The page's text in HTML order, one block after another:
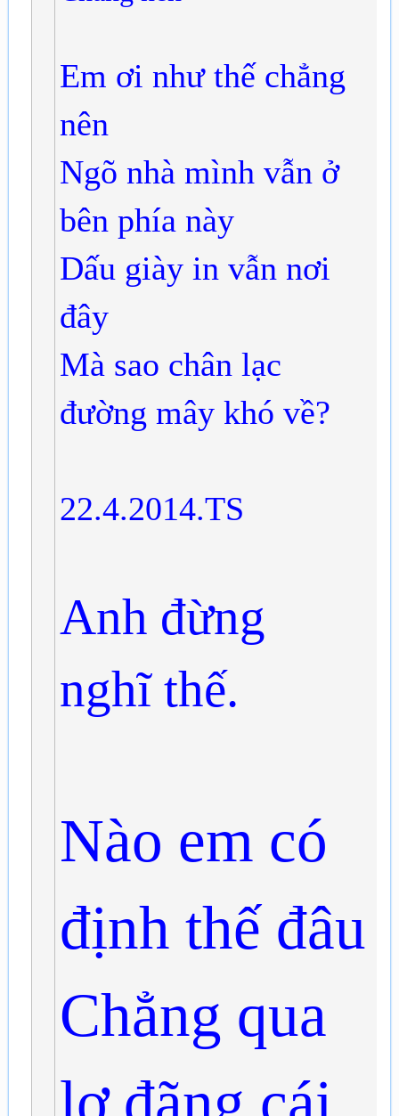
Em ơi như thế chẳng
nên
Ngõ nhà mình vẫn ở
bên phía này
Dấu giày in vẫn nơi
đây
Mà sao chân lạc
đường mây khó về?
22.4.2014.TS
Anh đừng
nghĩ thế.
Nào em có
định thế đâu
Chẳng qua